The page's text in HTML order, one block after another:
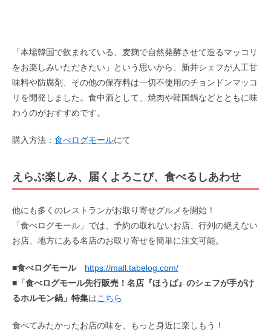
「本場韓国で飲まれている、麦麹で自然発酵させて造るマッコリ
をお楽しみいただきたい」という思いから、 新井シェフが人工甘
味料や防腐剤、その他の保存料は一切不使用のチョンドンマッコ
リを開発しました。食中酒として、焼肉や韓国鍋などとともに味
わうのがおすすめです。
購入方法： 食べログモールにて
えらぶ楽しみ、届くよろこび、食べるしあわせ
他にも多くのレストランがお取り寄せグルメを開始！
「食べログモール」では、予約の取れないお店、行列の絶えない
お店、地方にある名店のお取り寄せを簡単に注文可能。
■食べログモール
https://mall.tabelog.com/
■ 「食べログモール先行販売！名店『ほうば』のシェフが手がけ
るホルモン鍋」特集はこちら
食べてみたかったお店の味を、もっと身近に楽しもう！